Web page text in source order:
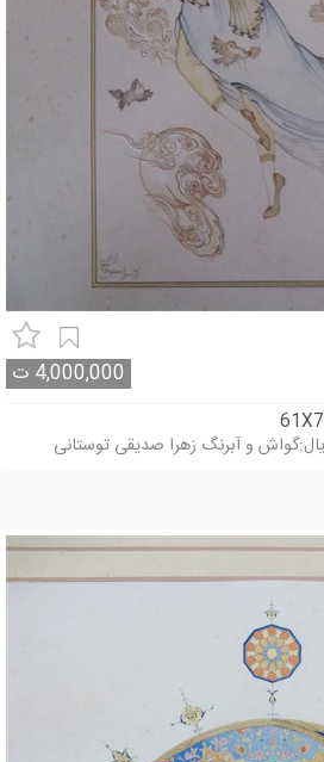
4,000,000 ت
و آبرنگ زهرا صدیقی توستانی